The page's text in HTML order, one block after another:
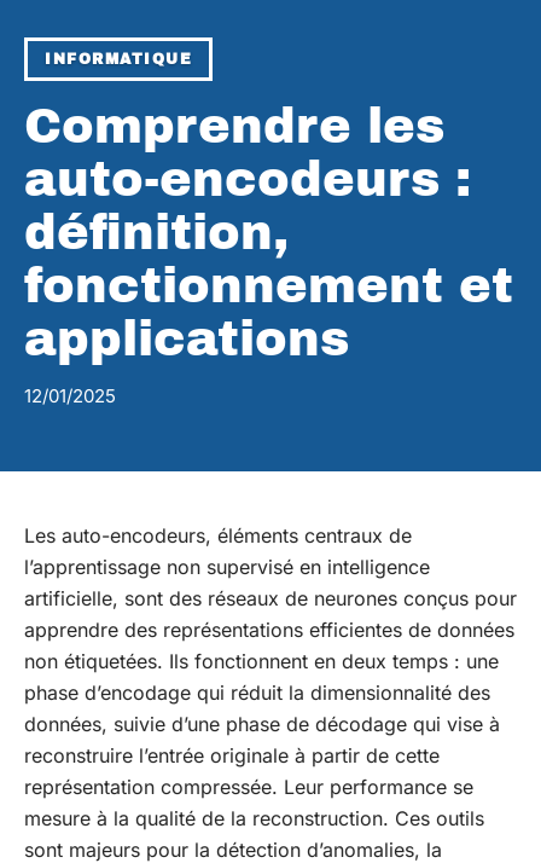
INFORMATIQUE
Comprendre les
auto-encodeurs :
définition,
fonctionnement et
applications
12/01/2025
Les auto-encodeurs, éléments centraux de
l’apprentissage non supervisé en intelligence
artificielle, sont des réseaux de neurones conçus pour
apprendre des représentations efficientes de données
non étiquetées. Ils fonctionnent en deux temps : une
phase d’encodage qui réduit la dimensionnalité des
données, suivie d’une phase de décodage qui vise à
reconstruire l’entrée originale à partir de cette
représentation compressée. Leur performance se
mesure à la qualité de la reconstruction. Ces outils
sont majeurs pour la détection d’anomalies, la